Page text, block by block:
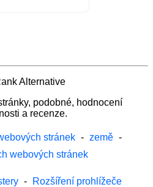
Alternative
podobné, hodnocení
a recenze.
stránek - země -
webových stránek
- Rozšíření prohlížeče